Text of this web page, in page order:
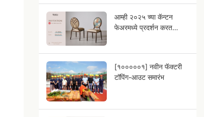
आम्ही २०२५ च्या कॅन्टन
फेअरमध्ये प्रदर्शन करत
[१०००००१] नवीन फॅक्टरी
टॉपिंग-आउट समारंभ